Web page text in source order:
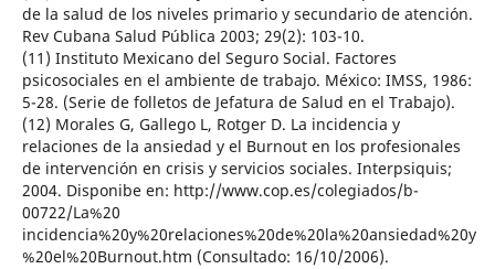
de la salud de los niveles primario y secundario de atención.
Rev Cubana Salud Pública 2003; 29(2): 103-10.
(11) Instituto Mexicano del Seguro Social. Factores
psicosociales en el ambiente de trabajo. México: IMSS, 1986:
5-28. (Serie de folletos de Jefatura de Salud en el Trabajo).
(12) Morales G, Gallego L, Rotger D. La incidencia y
relaciones de la ansiedad y el Burnout en los profesionales
de intervención en crisis y servicios sociales. Interpsiquis;
2004. Disponibe en: http://www.cop.es/colegiados/b-
00722/La%20
incidencia%20y%20relaciones%20de%20la%20ansiedad%20y
%20el%20Burnout.htm (Consultado: 16/10/2006).